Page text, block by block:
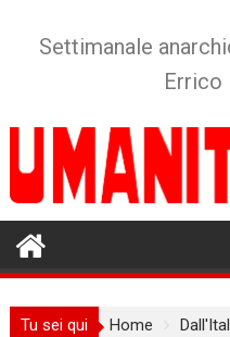
Settimanale
Errico
Tu sei qui Home